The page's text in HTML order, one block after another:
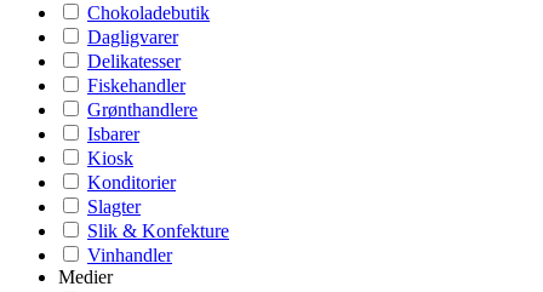
Chokoladebutik
Dagligvarer
Delikatesser
Fiskehandler
Grønthandlere
Isbarer
Kiosk
Konditorier
Slagter
Slik & Konfekture
Vinhandler
Medier